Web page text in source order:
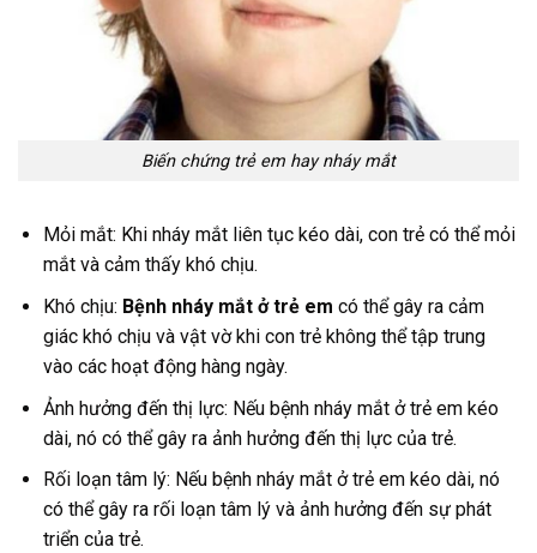
Biến chứng trẻ em hay nháy mắt
Mỏi mắt: Khi nháy mắt liên tục kéo dài, con trẻ có thể mỏi
mắt và cảm thấy khó chịu.
Khó chịu: Bệnh nháy mắt ở trẻ em có thể gây ra cảm
giác khó chịu và vật vờ khi con trẻ không thể tập trung
vào các hoạt động hàng ngày.
Ảnh hưởng đến thị lực: Nếu bệnh nháy mắt ở trẻ em kéo
dài, nó có thể gây ra ảnh hưởng đến thị lực của trẻ.
Rối loạn tâm lý: Nếu bệnh nháy mắt ở trẻ em kéo dài, nó
có thể gây ra rối loạn tâm lý và ảnh hưởng đến sự phát
triển của trẻ.